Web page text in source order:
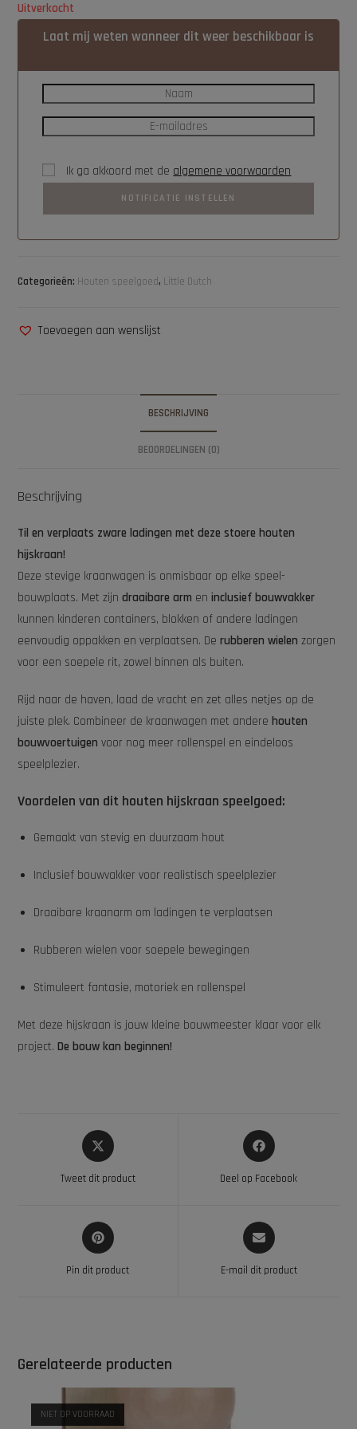
Uitverkocht
Laat mij weten wanneer dit weer beschikbaar is
Ik ga akkoord met de algemene voorwaarden
NOTIFICATIE INSTELLEN
Categorieën: Houten speelgoed, Little Dutch
Toevoegen aan wenslijst
BESCHRIJVING
BEOORDELINGEN (0)
Beschrijving
Til en verplaats zware ladingen met deze stoere houten
hijskraan!
Deze stevige kraanwagen is onmisbaar op elke speel-
bouwplaats. Met zijndraaibare arm eninclusief bouwvakker
kunnen kinderen containers, blokken of andere ladingen
eenvoudig oppakken en verplaatsen. Derubberen wielen zorgen
voor een soepele rit, zowel binnen als buiten.
Rijd naar de haven, laad de vracht en zet alles netjes op de
juiste plek. Combineer de kraanwagen met anderehouten
bouwvoertuigen voor nog meer rollenspel en eindeloos
speelplezier.
Voordelen van dit houten hijskraan speelgoed:
Gemaakt van stevig en duurzaam hout
Inclusief bouwvakker voor realistisch speelplezier
Draaibare kraanarm om ladingen te verplaatsen
Rubberen wielen voor soepele bewegingen
Stimuleert fantasie, motoriek en rollenspel
Met deze hijskraan is jouw kleine bouwmeester klaar voor elk
project.De bouw kan beginnen!
Tweet dit product Deel op Facebook
Pin dit product E-mail dit product
Gerelateerde producten
NIET OP VOORRAAD